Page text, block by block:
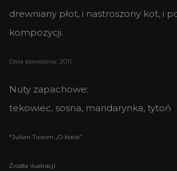
drewniany płot, i nastroszony kot, i
kompozycji.
Data powstania: 2011
Nuty zapachowe:
tekowiec, sosna, mandarynka, tytoń
*Julian Tuwim „O kocie”.
Źródła ilustracji: